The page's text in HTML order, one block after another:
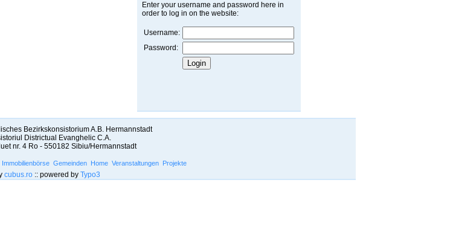
Enter your username and password here in
order to log in on the website:
Username:
Password:
Bezirkskonsistorium A.B. Hermannstadt
Districtual Evanghelic C.A.
nr. 4 Ro - 550182 Sibiu/Hermannstadt
Immobilienbörse Gemeinden Home Veranstaltungen Projekte
cubus.ro:: powered by Typo3